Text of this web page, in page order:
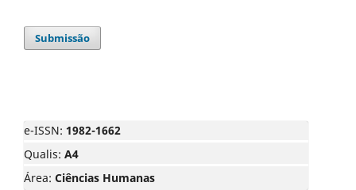
Submissão
e-ISSN: 1982-1662
Qualis: A4
Área: Ciências Humanas